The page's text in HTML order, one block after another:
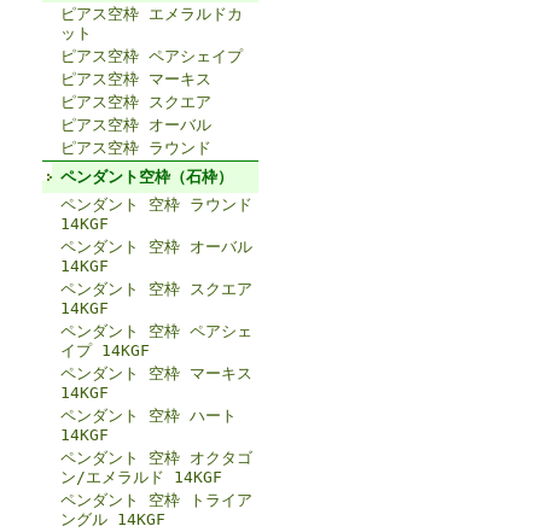
ピアス空枠 エメラルドカ
ット
ピアス空枠 ペアシェイプ
ピアス空枠 マーキス
ピアス空枠 スクエア
ピアス空枠 オーバル
ピアス空枠 ラウンド
ペンダント空枠（石枠）
ペンダント 空枠 ラウンド
14KGF
ペンダント 空枠 オーバル
14KGF
ペンダント 空枠 スクエア
14KGF
ペンダント 空枠 ペアシェ
イプ 14KGF
ペンダント 空枠 マーキス
14KGF
ペンダント 空枠 ハート
14KGF
ペンダント 空枠 オクタゴ
ン/エメラルド 14KGF
ペンダント 空枠 トライア
ングル 14KGF